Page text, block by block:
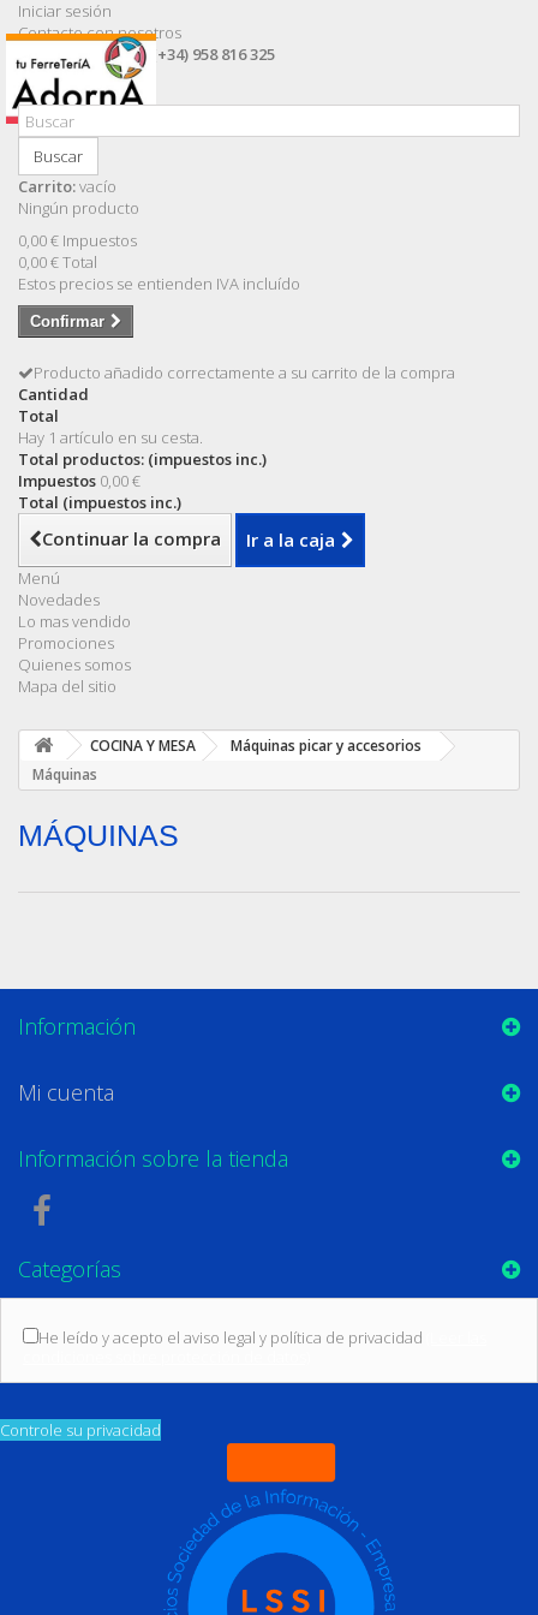
Iniciar sesión
Contacte con nosotros
Llámanos ahora: (+34) 958 816 325
Buscar
Carrito:vacío
Ningún producto
0,00 € Impuestos
0,00 €Total
Estos precios se entienden IVA incluído
Confirmar
Producto añadido correctamente a su carrito de la compra
Cantidad
Total
Hay 1 artículo en su cesta.
Total productos: (impuestos inc.)
Impuestos 0,00 €
Total (impuestos inc.)
Continuar la compra Ir a la caja
Menú
Novedades
Lo mas vendido
Promociones
Quienes somos
Mapa del sitio
COCINA Y MESA
Máquinas picar y accesorios
Máquinas
MÁQUINAS
Información
Mi cuenta
Información sobre la tienda
Categorías
He leído y acepto el aviso legal y política de privacidad
Controle su privacidad